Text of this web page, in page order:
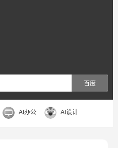
百度
AI办公 AI设计